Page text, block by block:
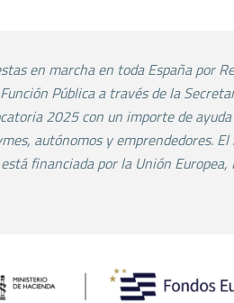
en marcha en todaEspaña por
Pública a través de la
2025con un importe de
autónomos y emprendedores.
financiada por la Unión Europea,